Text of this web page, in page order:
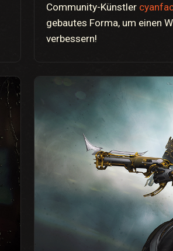
Community-Künstler
gebautes Forma, um einen
verbessern!